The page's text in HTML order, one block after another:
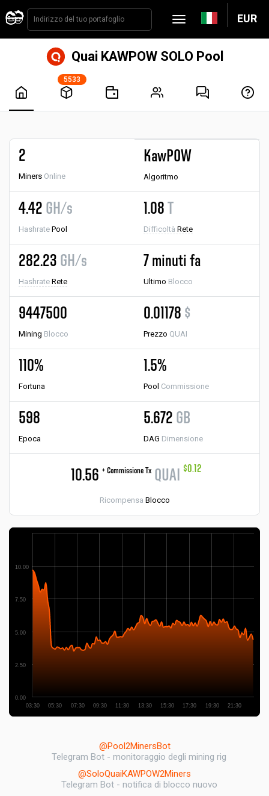
EUR
Quai KAWPOW SOLO Pool
5533
2
Miners Online
KawPOW
Algoritmo
4.42 GH/s
Hashrate Pool
1.08 T
Difficoltà Rete
282.23 GH/s
Hashrate Rete
7 minuti fa
Ultimo Blocco
9447500
Mining Blocco
0.01178 $
Prezzo QUAI
110%
Fortuna
1.5%
Pool Commissione
598
Epoca
5.672 GB
DAG Dimensione
10.56 + Commissione Tx QUAI $0.12
Ricompensa Blocco
03:30 05:30 07:30 09:30 11:30 13:30 15:30 17:30 19:30 21:30
0.00
2.50
5.00
7.50
10.00
@Pool2MinersBot
Telegram Bot - monitoraggio degli mining rig
@SoloQuaiKAWPOW2Miners
Telegram Bot - notifica di blocco nuovo